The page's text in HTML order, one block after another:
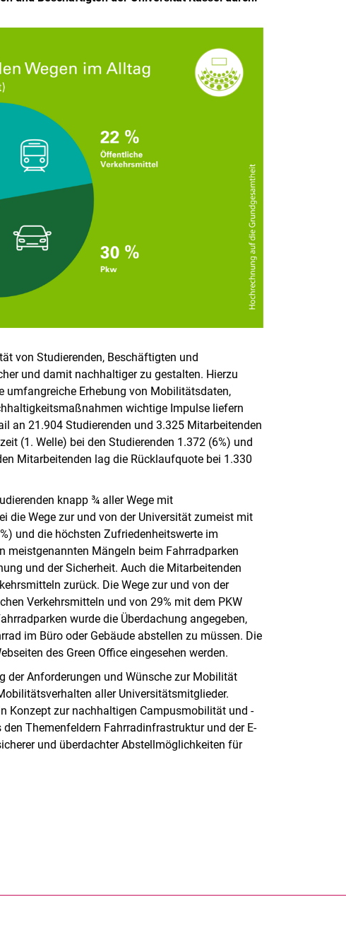
von Studierenden, Beschäftigten und
und damit nachhaltiger zu gestalten. Hierzu
umfangreiche Erhebung von Mobilitätsdaten,
wichtige Impulse liefern
an 21.904 Studierenden und 3.325 Mitarbeitenden
(1. Welle) bei den Studierenden 1.372 (6%) und
Mitarbeitenden lag die Rücklaufquote bei 1.330
knapp ¾ aller Wege mit
die Wege zur und von der Universität zumeist mit
und die höchsten Zufriedenheitswerte im
meistgenannten Mängeln beim Fahrradparken
und der Sicherheit. Auch die Mitarbeitenden
zurück. Die Wege zur und von der
Verkehrsmitteln und von 29% mit dem PKW
wurde die Überdachung angegeben,
im Büro oder Gebäude abstellen zu müssen. Die
des Green Office eingesehen werden.
der Anforderungen und Wünsche zur Mobilität
aller Universitätsmitglieder.
Konzept zur nachhaltigen Campusmobilität und -
Themenfeldern Fahrradinfrastruktur und der E-
und überdachter Abstellmöglichkeiten für
(externer Link, öffnet neues Fenster)
teilen (externer Link, öffnet neues Fenster)